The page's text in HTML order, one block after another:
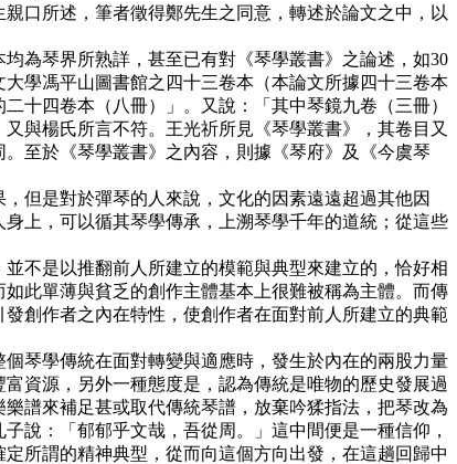
口所述，筆者徵得鄭先生之同意，轉述於論文之中，以
為琴界所熟詳，甚至已有對《琴學叢書》之論述，如30
學馮平山圖書館之四十三卷本（本論文所據四十三卷本
十四卷本（八冊）」。又說：「其中琴鏡九卷（三冊）
與楊氏所言不符。王光祈所見《琴學叢書》，其卷目又
至於《琴學叢書》之內容，則據《琴府》及《今虞琴
但是對於彈琴的人來說，文化的因素遠遠超過其他因
上，可以循其琴學傳承，上溯琴學千年的道統；從這些
不是以推翻前人所建立的模範與典型來建立的，恰好相
此單薄與貧乏的創作主體基本上很難被稱為主體。而傳
創作者之內在特性，使創作者在面對前人所建立的典範
琴學傳統在面對轉變與適應時，發生於內在的兩股力量
資源，另外一種態度是，認為傳統是唯物的歷史發展過
譜來補足甚或取代傳統琴譜，放棄吟猱指法，把琴改為
說：「郁郁乎文哉，吾從周。」這中間便是一種信仰，
所謂的精神典型，從而向這個方向出發，在這趟回歸中